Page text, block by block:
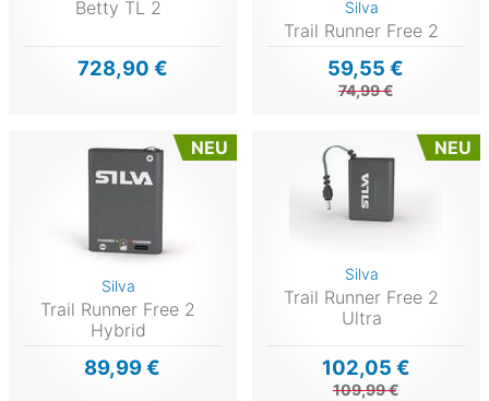
Betty TL 2
728,90 €
Silva
Trail Runner Free 2
59,55 €
74,99 €
NEU
Silva
Trail Runner Free 2
Hybrid
89,99 €
NEU
Silva
Trail Runner Free 2
Ultra
102,05 €
109,99 €